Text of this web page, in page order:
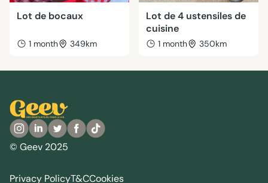
Lot de bocaux
1 month 349km
Lot de 4 ustensiles de
cuisine
1 month 350km
© Geev 2025
Privacy PolicyT&CCookies